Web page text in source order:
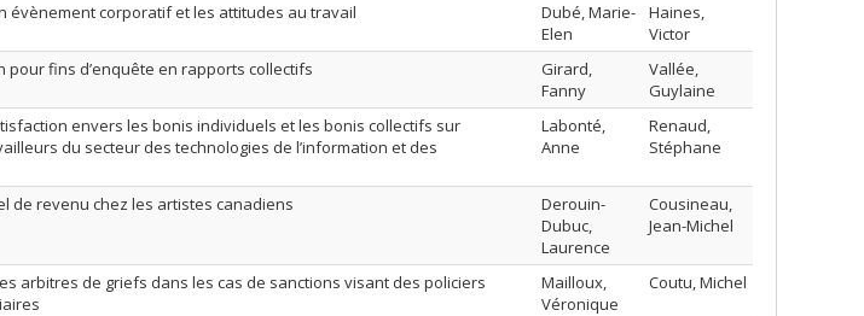
évènement corporatif et les attitudes au travail
Dubé, Marie-
Elen
Haines,
Victor
pour fins d’enquête en rapports collectifs
Girard,
Fanny
Vallée,
Guylaine
envers les bonis individuels et les bonis collectifs sur
du secteur des technologies de l’information et des
Labonté,
Anne
Renaud,
Stéphane
de revenu chez les artistes canadiens
Derouin-
Dubuc,
Laurence
Cousineau,
Jean-Michel
arbitres de griefs dans les cas de sanctions visant des policiers
Mailloux,
Véronique
Coutu, Michel